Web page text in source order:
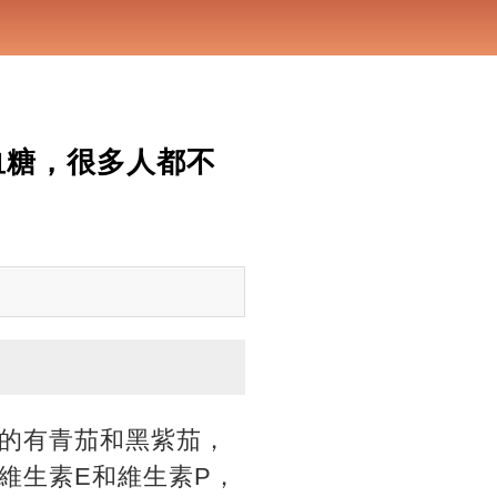
，很多人都不
有青茄和黑紫茄，
生素E和維生素P，